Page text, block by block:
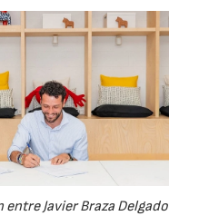
Javier Braza Delgado